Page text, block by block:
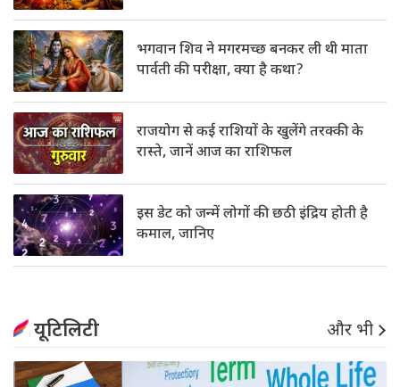
भगवान शिव ने मगरमच्छ बनकर ली थी माता
पार्वती की परीक्षा, क्या है कथा?
राजयोग से कई राशियों के खुलेंगे तरक्की के
रास्ते, जानें आज का राशिफल
इस डेट को जन्में लोगों की छठी इंद्रिय होती है
कमाल, जानिए
यूटिलिटी और भी